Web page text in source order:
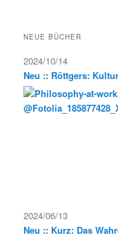
NEUE BÜCHER
2024/10/14
Neu :: Röttgers: Kultur
2024/06/13
Neu :: Kurz: Das